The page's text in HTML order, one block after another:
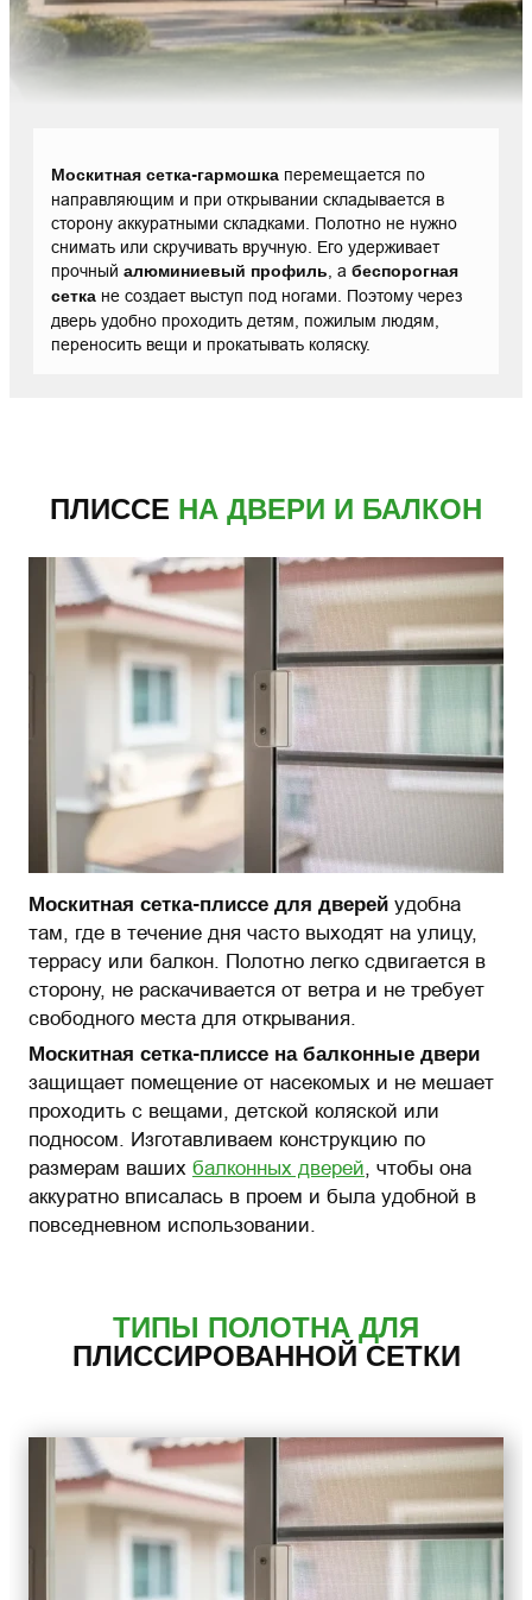
Москитная сетка-гармошка перемещается по
направляющим и при открывании складывается в
сторону аккуратными складками. Полотно не нужно
снимать или скручивать вручную. Его удерживает
прочный алюминиевый профиль, а беспорогная
сетка не создает выступ под ногами. Поэтому через
дверь удобно проходить детям, пожилым людям,
переносить вещи и прокатывать коляску.
ПЛИССЕ НА ДВЕРИ И БАЛКОН
Москитная сетка-плиссе для дверей удобна
там, где в течение дня часто выходят на улицу,
террасу или балкон. Полотно легко сдвигается в
сторону, не раскачивается от ветра и не требует
свободного места для открывания.
Москитная сетка-плиссе на балконные двери
защищает помещение от насекомых и не мешает
проходить с вещами, детской коляской или
подносом. Изготавливаем конструкцию по
размерам ваших балконных дверей, чтобы она
аккуратно вписалась в проем и была удобной в
повседневном использовании.
ТИПЫ ПОЛОТНА ДЛЯ
ПЛИССИРОВАННОЙ СЕТКИ